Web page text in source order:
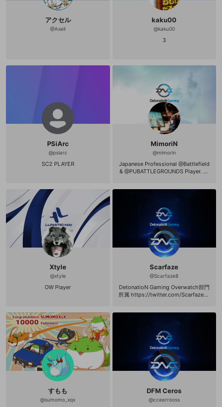
アクセル
@Axell
kaku00
@kaku00
3
PSiArc
@psiarc
SC2 PLAYER
MimoriN
@mimorin
Japanese Professional @Battlefield
& @PUBATTLEGROUNDS Player. Pr
Xtyle
@xtyle
OW Player
Scarfaze
@Scarfaze8
DetonatioN Gaming Overwatch部門
所属 https://twitter.com/Scarfaze_o
すもも
@sumomo_xqx
DFM Ceros
@cceerrooss